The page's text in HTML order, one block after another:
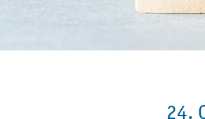
24.